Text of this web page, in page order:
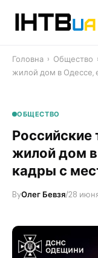
Головна › Общество ›
жилой дом в Одессе,
ОБЩЕСТВО
Российские
жилой дом
кадры с
ByОлег Бевзя/28